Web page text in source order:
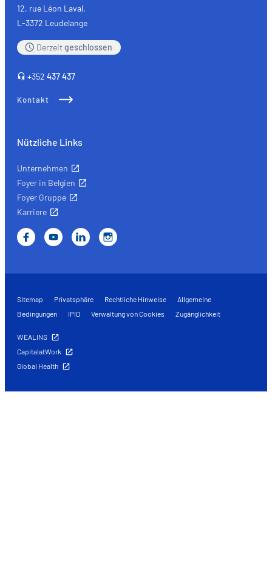
12, rue Léon Laval,
L-3372 Leudelange
Derzeitgeschlossen
+352 437 437
Kontakt
Nützliche Links
Unternehmen
Foyer in Belgien
Foyer Gruppe
Karriere
Sitemap Privatsphäre Rechtliche Hinweise
Allgemeine
Bedingungen
IPID Verwaltung von Cookies Zugänglichkeit
WEALINS
CapitalatWork
Global Health